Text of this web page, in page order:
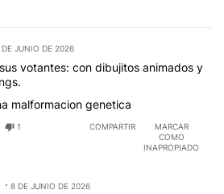
JUNIO DE 2026
votantes: con dibujitos animados y
malformacion genetica
1 COMPARTIR
MARCAR
COMO
INAPROPIADO
8 DE JUNIO DE 2026